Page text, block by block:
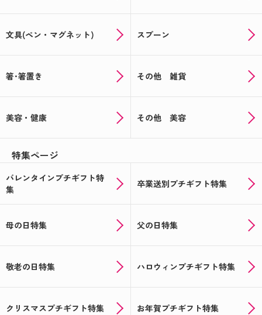
母の日用のお菓子はオリジナルパッケージで決まり
☆★記念品や送別品に★☆思い出の写真でオリジナ
★☆バレンタインの注文受付中☆★あの人気のチョ
新年会の手土産に！！写真入りサクマドロップス♪
ルお菓子やドリンクで盛り上がろう！
届け！
文具(ペン・マグネット) スプーン
箸･箸置き その他 雑貨
美容・健康 その他 美容
特集ページ
バレンタインプチギフト特
集
卒業送別プチギフト特集
母の日特集 父の日特集
敬老の日特集 ハロウィンプチギフト特集
クリスマスプチギフト特集 お年賀プチギフト特集